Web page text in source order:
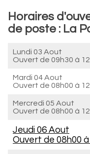
Horaires
de poste : La
Lundi 03 Aout
Ouvert de 09h30 à
Mardi 04 Aout
Ouvert de 08h00 à
Mercredi 05 Aout
Ouvert de 08h00 à
Jeudi 06 Aout
Ouvert de 08h00